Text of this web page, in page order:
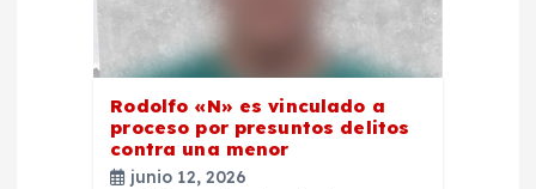
Rodolfo «N» es vinculado a
proceso por presuntos delitos
contra una menor
junio 12, 2026